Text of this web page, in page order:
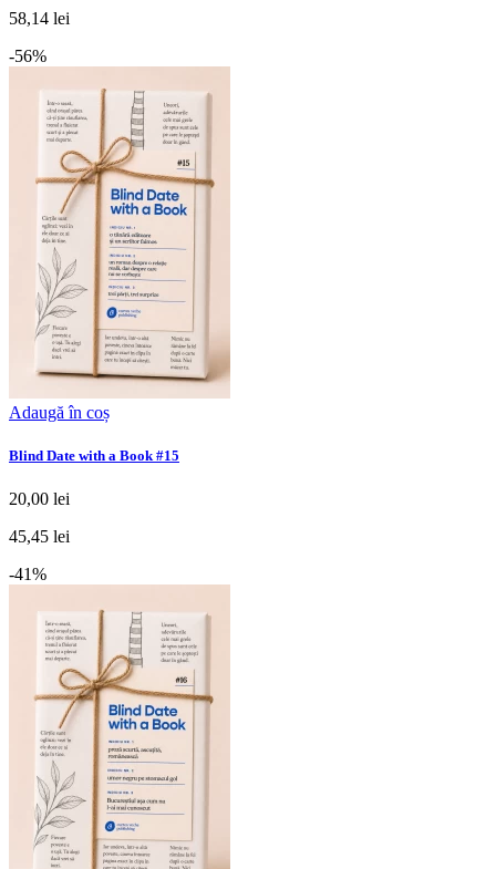
58,14 lei
-56%
Adaugă în coș
Blind Date with a Book #15
20,00 lei
45,45 lei
-41%